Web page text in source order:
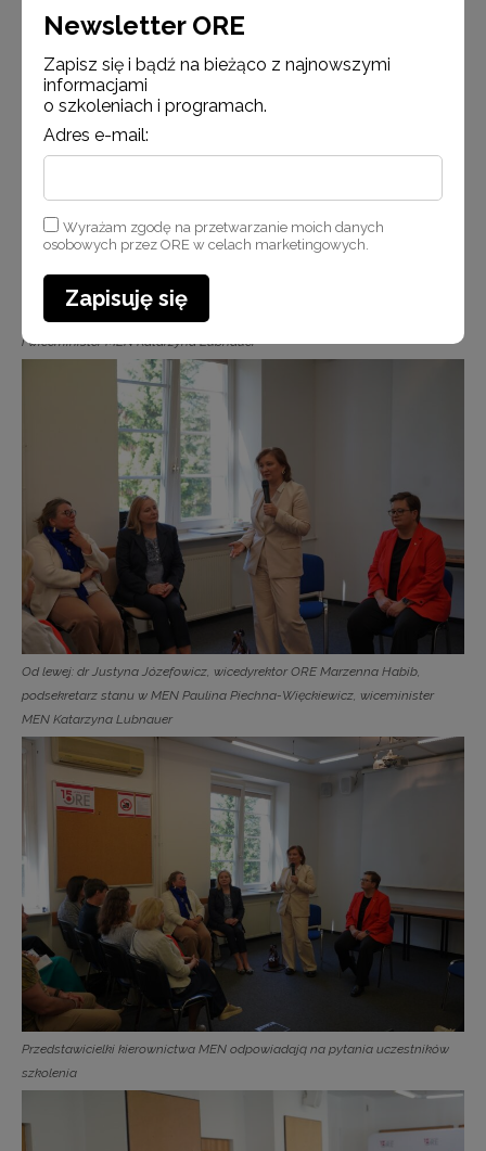
Od lewej: podsekretarz stanu w MEN Paulina Piechna-Więckiewicz
i wiceminister MEN Katarzyna Lubnauer
Od lewej: dr Justyna Józefowicz, wicedyrektor ORE Marzenna Habib,
podsekretarz stanu w MEN Paulina Piechna-Więckiewicz, wiceminister
MEN Katarzyna Lubnauer
Przedstawicielki kierownictwa MEN odpowiadają na pytania uczestników
szkolenia
Newsletter ORE
Zapisz się i bądź na bieżąco z najnowszymi
informacjami
o szkoleniach i programach.
Adres e-mail:
Wyrażam zgodę na przetwarzanie moich danych
osobowych przez ORE w celach marketingowych.
Zapisuję się